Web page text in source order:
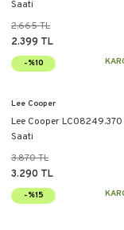
Saati
2.665 TL
2.399 TL
-%10
Lee Cooper
Lee Cooper
Saati
3.870 TL
3.290 TL
-%15